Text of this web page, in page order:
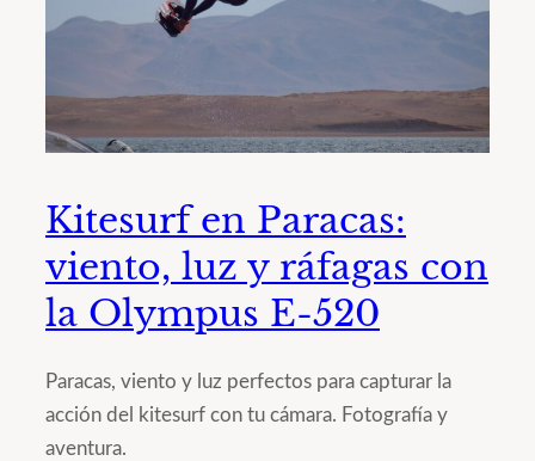
Kitesurf en Paracas:
viento, luz y ráfagas con
la Olympus E-520
Paracas, viento y luz perfectos para capturar la
acción del kitesurf con tu cámara. Fotografía y
aventura.